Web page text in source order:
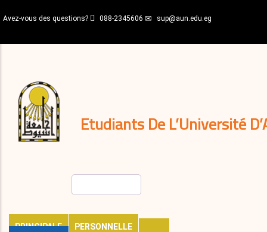
au
principal
Avez-vous des questions? 088-2345606 sup@aun.edu.eg
Etudiants De L’Université
PRINCIPALE
PERSONNELLE
décisions
Expatriés
Journal